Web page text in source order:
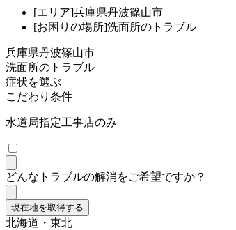
[エリア]兵庫県丹波篠山市
[お困りの場所]洗面所のトラブル
兵庫県丹波篠山市
洗面所のトラブル
症状を選ぶ
こだわり条件
水道局指定工事店のみ
どんなトラブルの解消をご希望ですか？
現在地を取得する
北海道・東北